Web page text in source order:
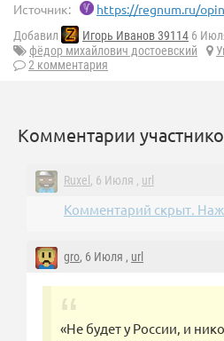
Источник: https://regnum.ru/
Добавил Игорь Иванов 39114 6
фёдор михайлович достоевский
2 комментария
Комментарии
Ruxel , 6 Июля , url
Комментарий скрыт.
gro, 6 Июля , url
«Не будет у России, и